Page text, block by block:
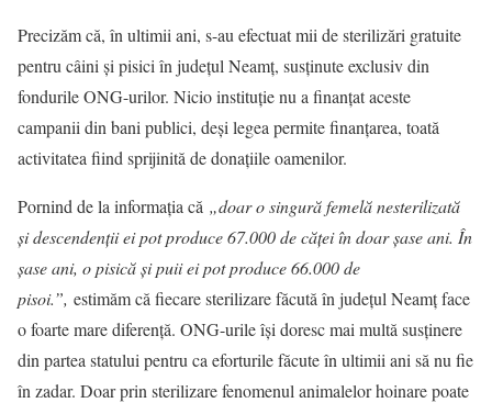
Precizăm că, în ultimii ani, s-au efectuat mii de sterilizări gratuite
pentru câini și pisici în județul Neamț, susținute exclusiv din
fondurile ONG-urilor. Nicio instituție nu a finanțat aceste
campanii din bani publici, deși legea permite finanțarea, toată
activitatea fiind sprijinită de donațiile oamenilor.
Pornind de la informația că „doar o singură femelă nesterilizată
și descendenții ei pot produce 67.000 de căței în doar șase ani. În
șase ani, o pisică și puii ei pot produce 66.000 de
pisoi.”, estimăm că fiecare sterilizare făcută în județul Neamț face
o foarte mare diferență. ONG-urile își doresc mai multă susținere
din partea statului pentru ca eforturile făcute în ultimii ani să nu fie
în zadar. Doar prin sterilizare fenomenul animalelor hoinare poate